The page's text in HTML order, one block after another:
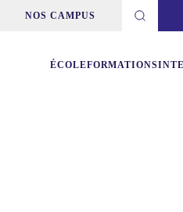
NOS CAMPUS
ÉCOLEFORMATIONS